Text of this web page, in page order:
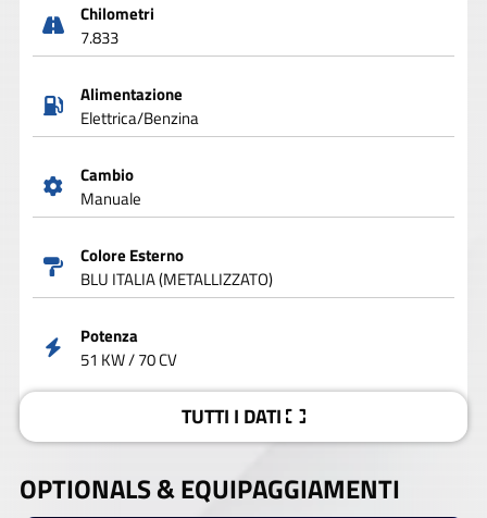
Chilometri
7.833
Alimentazione
Elettrica/Benzina
Cambio
Manuale
Colore Esterno
BLU ITALIA (METALLIZZATO)
Potenza
51 KW / 70 CV
TUTTI I DATI
OPTIONALS &EQUIPAGGIAMENTI